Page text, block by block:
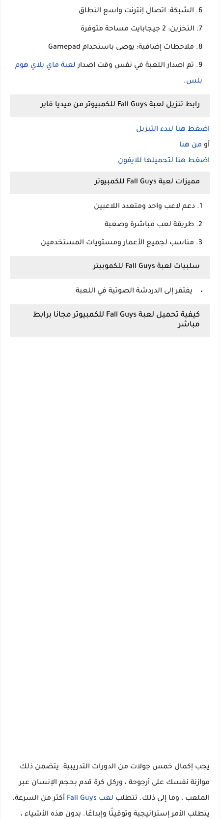
الشبكة: اتصال إنترنت واسع النطاق
التخزين: 2 جيجابايت مساحة متوفرة
ملاحظات إضافية: يوصى باستخدام Gamepad
تم اصدار اللعبة في نفس وقت اصدارلعبة ماي بلاي هوم
بلس.
رابط تنزيل لعبة Fall Guys للكمبيوتر من ميديا فاير
اضغط هنا لبدء التنزيل
أو من هنا
اضغط هنا لتحميلها للايفون
مميزات لعبة Fall Guys للكمبيوتر
دعم لاعب واحد ومتعدد اللاعبين
طريقة لعب مباشرة وصعبة
مناسب لجميع الأعمار ومستويات المستخدمين
سلبيات لعبة Fall Guys للكموبيتر
يفتقر إلى الدردشة الصوتية في اللعبة
كيفية تحميل لعبة Fall Guys للكمبيوتر مجانا برابط
مباشر
يجب إكمال خمس جولات من الدورات التدريبية. يتضمن ذلك
موازنة نفسك على أرجوحة ، وركل كرة قدم بحجم الإنسان عبر
الملعب ، وما إلى ذلك. تتطلب لعب Fall Guys
أكثر من السرعة.
يتطلب الأمر إستراتيجية وتوقيتًا وإبداعًا. بدون هذه الأشياء ،